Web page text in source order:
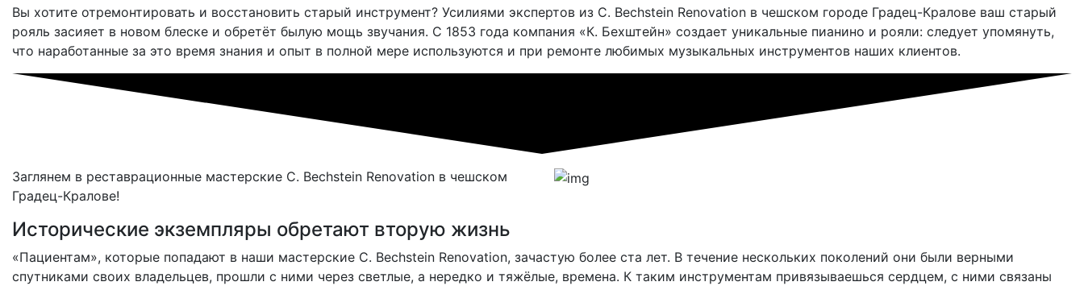
Вы хотите отремонтировать и восстановить старый инструмент? Усилиями экспертов из C. Bechstein Renovation в чешском городе Градец-Кралове ваш старый
рояль засияет в новом блеске и обретёт былую мощь звучания. С 1853 года компания «К. Бехштейн» создает уникальные пианино и рояли: следует упомянуть,
что наработанные за это время знания и опыт в полной мере используются и при ремонте любимых музыкальных инструментов наших клиентов.
Заглянем в реставрационные мастерские C. Bechstein Renovation в чешском
Градец-Кралове!
Исторические экземпляры обретают вторую жизнь
«Пациентам», которые попадают в наши мастерские C. Bechstein Renovation, зачастую более ста лет. В течение нескольких поколений они были верными
спутниками своих владельцев, прошли с ними через светлые, а нередко и тяжёлые, времена. К таким инструментам привязываешься сердцем, с ними связаны